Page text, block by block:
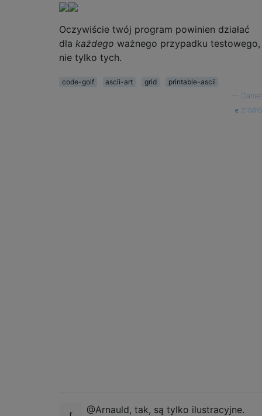
Oczywiście twój program powinien działać
dla każdego ważnego przypadku testowego,
nie tylko tych.
code-golf ascii-art grid
printable-ascii
Daniel
źródło
@Arnauld, tak, są tylko ilustracyjne.